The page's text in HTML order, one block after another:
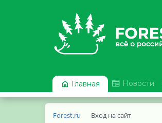
 Главная  Новости
Forest.ru Вход на сайт